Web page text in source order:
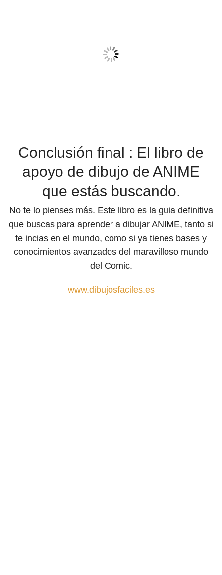
Conclusión final : El libro de
apoyo de dibujo de ANIME
que estás buscando.
No te lo pienses más. Este libro es la guia definitiva
que buscas para aprender a dibujar ANIME, tanto si
te incias en el mundo, como si ya tienes bases y
conocimientos avanzados del maravilloso mundo
del Comic.
www.dibujosfaciles.es